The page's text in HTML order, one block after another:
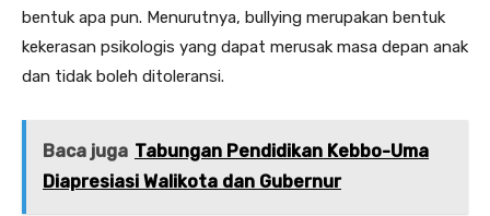
bentuk apa pun. Menurutnya, bullying merupakan bentuk
kekerasan psikologis yang dapat merusak masa depan anak
dan tidak boleh ditoleransi.
Baca juga Tabungan Pendidikan Kebbo-Uma
Diapresiasi Walikota dan Gubernur